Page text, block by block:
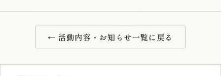
← 活動内容・お知らせ一覧に戻る